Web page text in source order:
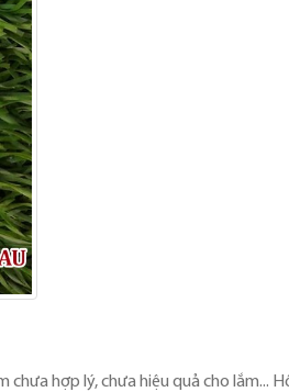
hợp lý, chưa hiệu quả cho lắm...